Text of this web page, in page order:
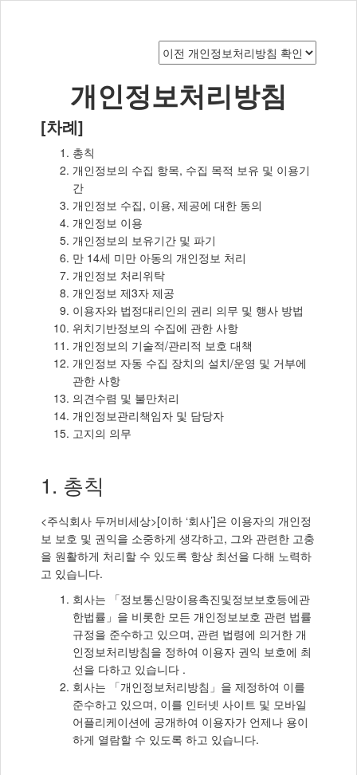
개인정보처리방침
[차례]
총칙
개인정보의 수집 항목, 수집 목적 보유 및 이용기
간
개인정보 수집, 이용, 제공에 대한 동의
개인정보 이용
개인정보의 보유기간 및 파기
만 14세 미만 아동의 개인정보 처리
개인정보 처리위탁
개인정보 제3자 제공
이용자와 법정대리인의 권리 의무 및 행사 방법
위치기반정보의 수집에 관한 사항
개인정보의 기술적/관리적 보호 대책
개인정보 자동 수집 장치의 설치/운영 및 거부에
관한 사항
의견수렴 및 불만처리
개인정보관리책임자 및 담당자
고지의 의무
1. 총칙
<주식회사 두꺼비세상>[이하 ‘회사’]은 이용자의 개인정
보 보호 및 권익을 소중하게 생각하고, 그와 관련한 고충
을 원활하게 처리할 수 있도록 항상 최선을 다해 노력하
고 있습니다.
회사는 「정보통신망이용촉진및정보보호등에관
한법률」을 비롯한 모든 개인정보보호 관련 법률
규정을 준수하고 있으며, 관련 법령에 의거한 개
인정보처리방침을 정하여 이용자 권익 보호에 최
선을 다하고 있습니다 .
회사는 「개인정보처리방침」을 제정하여 이를
준수하고 있으며, 이를 인터넷 사이트 및 모바일
어플리케이션에 공개하여 이용자가 언제나 용이
하게 열람할 수 있도록 하고 있습니다.